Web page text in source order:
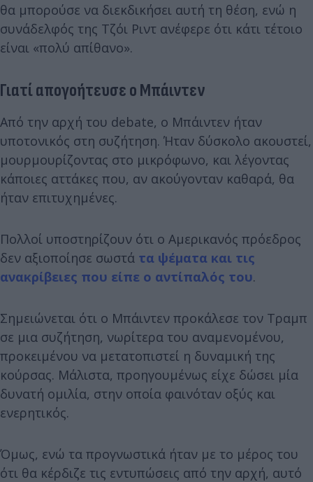
θα μπορούσε να διεκδικήσει αυτή τη θέση, ενώ η
συνάδελφός της Τζόι Ριντ ανέφερε ότι κάτι τέτοιο
είναι «πολύ απίθανο».
Γιατί απογοήτευσε ο Μπάιντεν
Από την αρχή του debate, ο Μπάιντεν ήταν
υποτονικός στη συζήτηση. Ήταν δύσκολο ακουστεί,
μουρμουρίζοντας στο μικρόφωνο, και λέγοντας
κάποιες αττάκες που, αν ακούγονταν καθαρά, θα
ήταν επιτυχημένες.
Πολλοί υποστηρίζουν ότι ο Αμερικανός πρόεδρος
δεν αξιοποίησε σωστά τα ψέματα και τις
ανακρίβειες που είπε ο αντίπαλός του.
Σημειώνεται ότι ο Μπάιντεν προκάλεσε τον Τραμπ
σε μια συζήτηση, νωρίτερα του αναμενομένου,
προκειμένου να μετατοπιστεί η δυναμική της
κούρσας. Μάλιστα, προηγουμένως είχε δώσει μία
δυνατή ομιλία, στην οποία φαινόταν οξύς και
ενερητικός.
Όμως, ενώ τα προγνωστικά ήταν με το μέρος του
ότι θα κέρδιζε τις εντυπώσεις από την αρχή, αυτό